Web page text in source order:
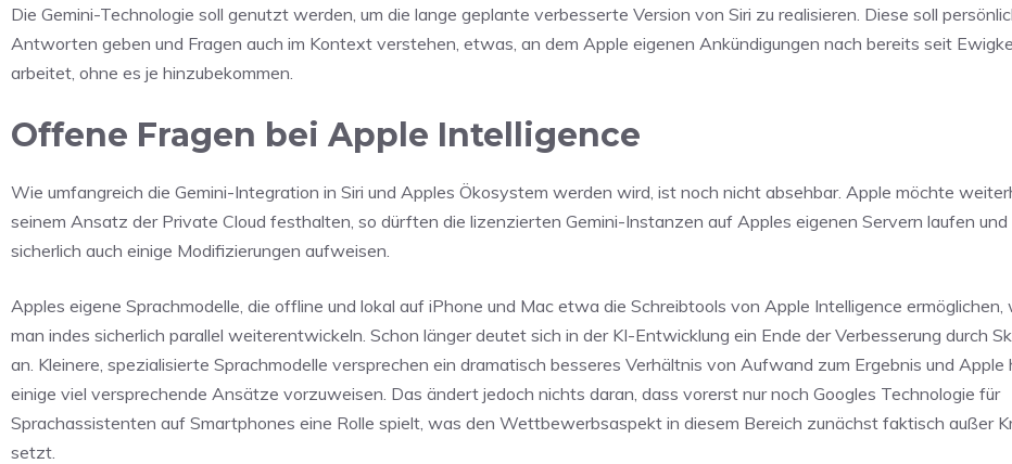
Die Gemini-Technologie soll genutzt werden, um die lange geplante verbesserte Version von Siri zu realisieren. Diese soll
Antworten geben und Fragen auch im Kontext verstehen, etwas, an dem Apple eigenen Ankündigungen nach bereits seit
arbeitet, ohne es je hinzubekommen.
Offene Fragen bei Apple Intelligence
Wie umfangreich die Gemini-Integration in Siri und Apples Ökosystem werden wird, ist noch nicht absehbar. Apple möchte
seinem Ansatz der Private Cloud festhalten, so dürften die lizenzierten Gemini-Instanzen auf Apples eigenen Servern laufen und
sicherlich auch einige Modifizierungen aufweisen.
Apples eigene Sprachmodelle, die offline und lokal auf iPhone und Mac etwa die Schreibtools von Apple Intelligence ermöglichen,
man indes sicherlich parallel weiterentwickeln. Schon länger deutet sich in der KI-Entwicklung ein Ende der Verbesserung durch
an. Kleinere, spezialisierte Sprachmodelle versprechen ein dramatisch besseres Verhältnis von Aufwand zum Ergebnis und Apple
einige viel versprechende Ansätze vorzuweisen. Das ändert jedoch nichts daran, dass vorerst nur noch Googles Technologie für
Sprachassistenten auf Smartphones eine Rolle spielt, was den Wettbewerbsaspekt in diesem Bereich zunächst faktisch außer
setzt.